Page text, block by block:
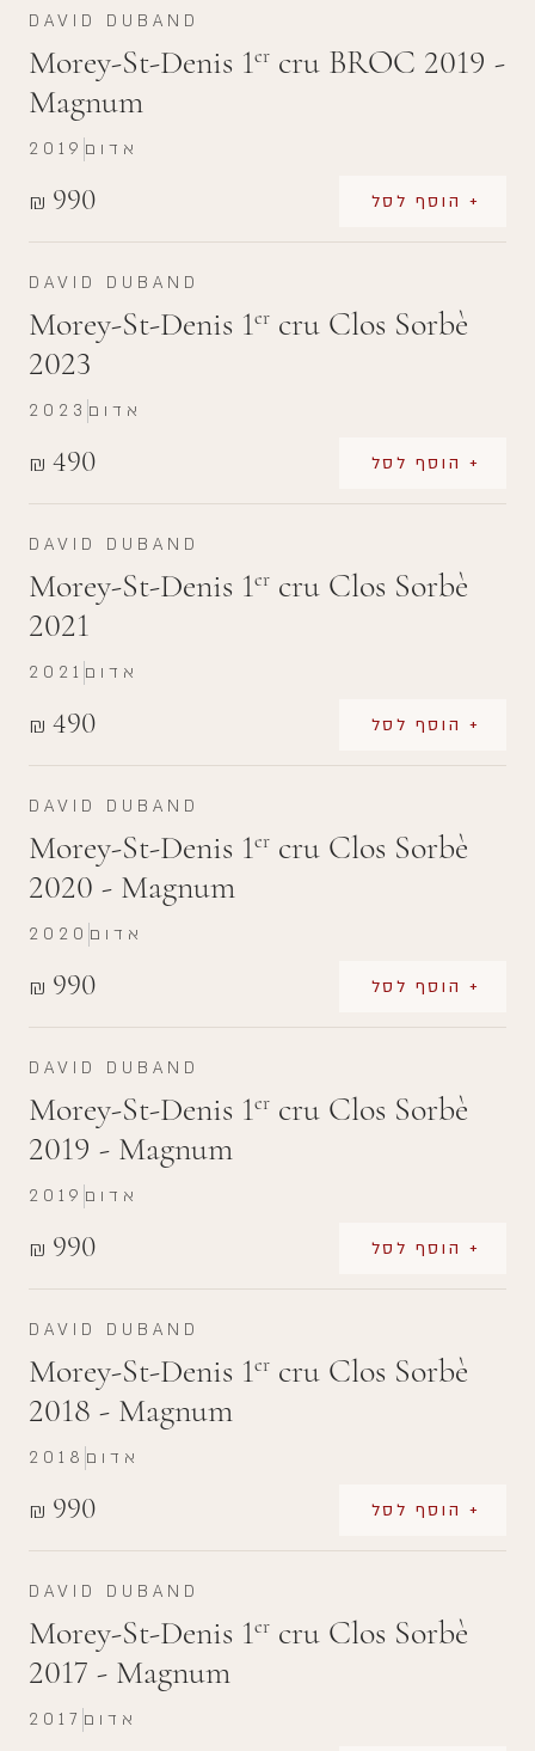
DAVID DUBAND
Morey-St-Denis 1er cru BROC 2019 -
Magnum
₪ 990 + הוסף לסל
2019 אדום
DAVID DUBAND
Morey-St-Denis 1er cru Clos Sorbè
2023
₪ 490 + הוסף לסל
2023 אדום
DAVID DUBAND
Morey-St-Denis 1er cru Clos Sorbè
2021
₪ 490 + הוסף לסל
2021 אדום
DAVID DUBAND
Morey-St-Denis 1er cru Clos Sorbè
2020 - Magnum
₪ 990 + הוסף לסל
2020 אדום
DAVID DUBAND
Morey-St-Denis 1er cru Clos Sorbè
2019 - Magnum
₪ 990 + הוסף לסל
2019 אדום
DAVID DUBAND
Morey-St-Denis 1er cru Clos Sorbè
2018 - Magnum
₪ 990 + הוסף לסל
2018 אדום
DAVID DUBAND
Morey-St-Denis 1er cru Clos Sorbè
2017 - Magnum
2017 אדום